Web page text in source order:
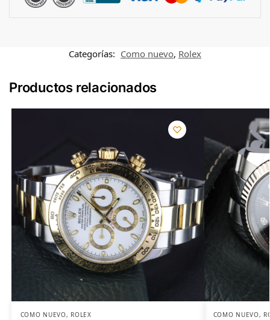
Categorías: Como nuevo, Rolex
Productos relacionados
COMO NUEVO, ROLEX COMO NUEVO,